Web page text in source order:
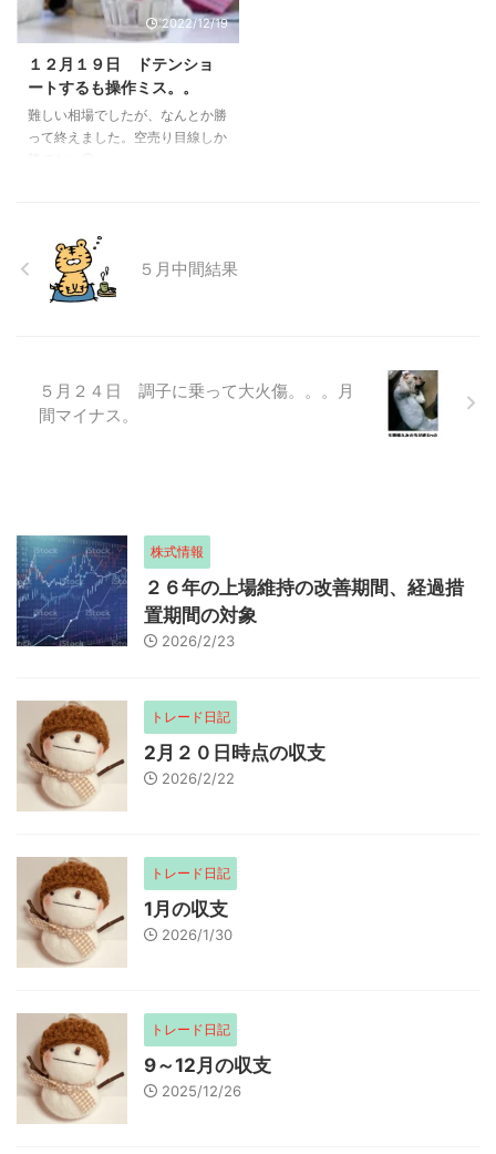
2022/12/19
１２月１９日 ドテンショ
ートするも操作ミス。。
難しい相場でしたが、なんとか勝
って終えました。空売り目線しか
５月中間結果
５月２４日 調子に乗って大火傷。。。月
間マイナス。
株式情報
２６年の上場維持の改善期間、経過措
置期間の対象
2026/2/23
トレード日記
2月２０日時点の収支
2026/2/22
トレード日記
1月の収支
2026/1/30
トレード日記
9～12月の収支
2025/12/26